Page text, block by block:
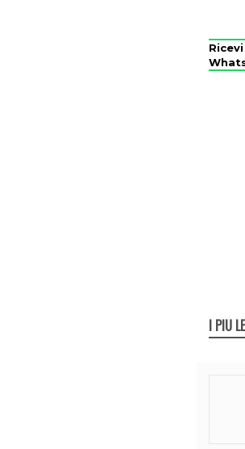
I PIÙ